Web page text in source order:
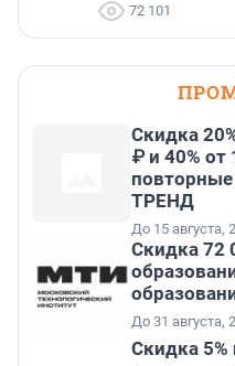
72 101
Скидка
₽ и 40% от
ТРЕНД
До 15 августа,
Скидка 72
До 31 августа,
Скидка 5%